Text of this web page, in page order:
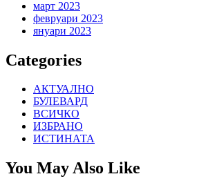
март 2023
февруари 2023
януари 2023
Categories
АКТУАЛНО
БУЛЕВАРД
ВСИЧКО
ИЗБРАНО
ИСТИНАТА
You May Also Like